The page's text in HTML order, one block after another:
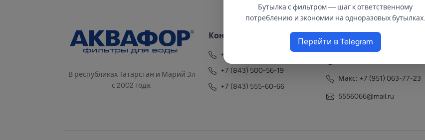
В республиках Татарстан и Марий Эл
с 2002 года.
Контакты
+7 (843) 558-78-43
+7 (843) 500-56-19
+7 (843) 555-60-66
+7 (951) 063-77-23
Макс: +7 (951) 063-77-23
5556066@mail.ru
Бутылка с фильтром — шаг к ответственному
потреблению и экономии на одноразовых бутылках.
Перейти в Telegram